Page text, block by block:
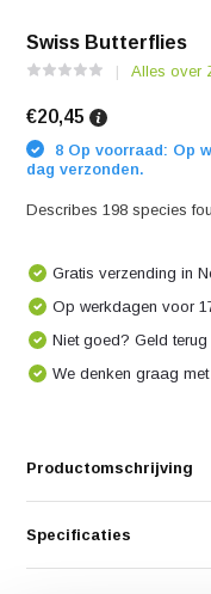
Swiss Butterflies
Alles over
€20,45
8 Op voorraad: Op
dag verzonden.
Describes 198 species
Gratis verzending in
Op werkdagen voor
Niet goed? Geld terug
We denken graag met
Productomschrijving
Specificaties